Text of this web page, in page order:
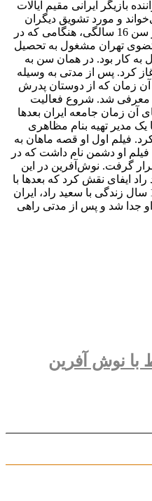
بازیگر ایرانی مقیم ایالات
و مورد تشویق دیگران
قرار می‌گرفت. در سال ۱۳۵۱ و در سن 16 سالگی، هنگامی که در
تهران مشغول به تحصیل
کار بود. در همان سن به
کرد. پس از مدتی به وسیله
زمان که از دوستان پدرش
معرفی شد. شروع فعالیت
آن زمان جامعه ایران بعدها
مدیر تهیه بنام مظاهری
فیلم اول او قصه ماهان به
او دشمن نام داشت که در
گرفت. نوش‌آفرین در این
ایفای نقش کرد که بعدها با
ازدواج کرد. نوش‌آفرین پس از 17 سال زندگی با سعید راد، ایران
جدا شد و پس از مدتی راهی
نوش آفرین